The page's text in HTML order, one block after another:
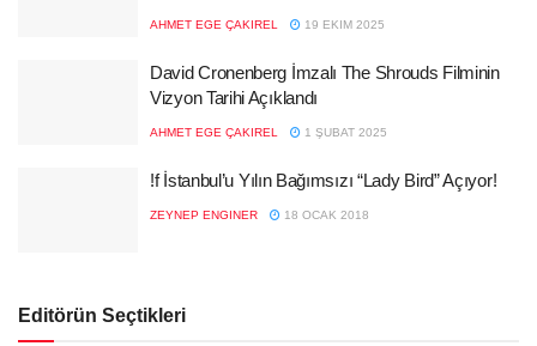
AHMET EGE ÇAKIREL 19 EKIM 2025
David Cronenberg İmzalı The Shrouds Filminin
Vizyon Tarihi Açıklandı
AHMET EGE ÇAKIREL 1 ŞUBAT 2025
!f İstanbul’u Yılın Bağımsızı “Lady Bird” Açıyor!
ZEYNEP ENGINER 18 OCAK 2018
Editörün Seçtikleri